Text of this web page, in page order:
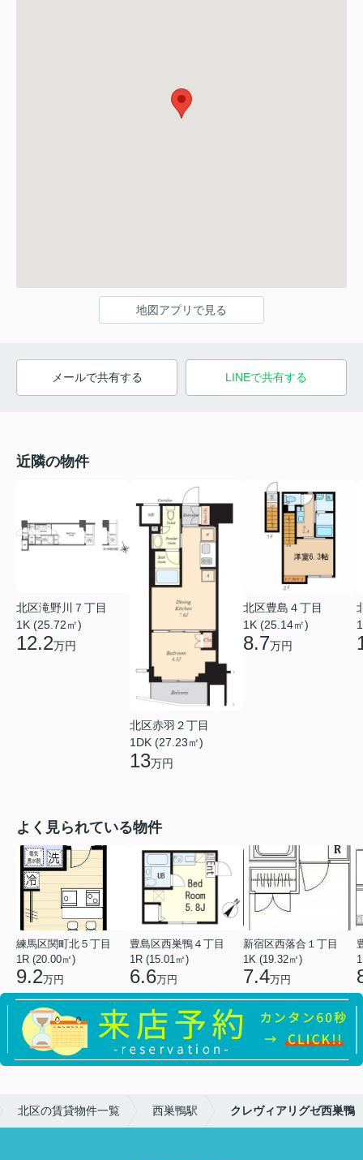
地図アプリで見る
メールで共有する LINEで共有する
近隣の物件
北区滝野川７丁目
1K (25.72㎡)
12.2万円
北区赤羽２丁目
1DK (27.23㎡)
13万円
北区豊島４丁目
1K (25.14㎡)
8.7万円
よく見られている物件
練馬区関町北５丁目
1R (20.00㎡)
9.2万円
豊島区西巣鴨４丁目
1R (15.01㎡)
6.6万円
新宿区西落合１丁目
1K (19.32㎡)
7.4万円
北区の賃貸物件一覧 西巣鴨駅 クレヴィアリグゼ西巣鴨